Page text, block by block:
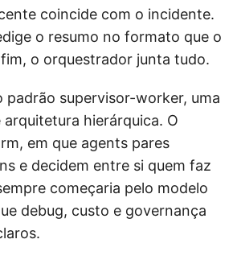
coincide com o incidente.
o resumo no formato que o
o orquestrador junta tudo.
padrão supervisor-worker, uma
hierárquica. O
em que agents pares
e decidem entre si quem faz
começaria pelo modelo
debug, custo e governança